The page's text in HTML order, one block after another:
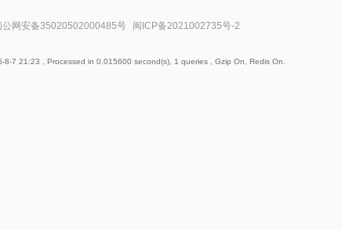
公网安备35020502000485号 闽ICP备2021002735号-2
8-7 21:23 , Processed in 0.015600 second(s), 1 queries , Gzip On, Redis On.